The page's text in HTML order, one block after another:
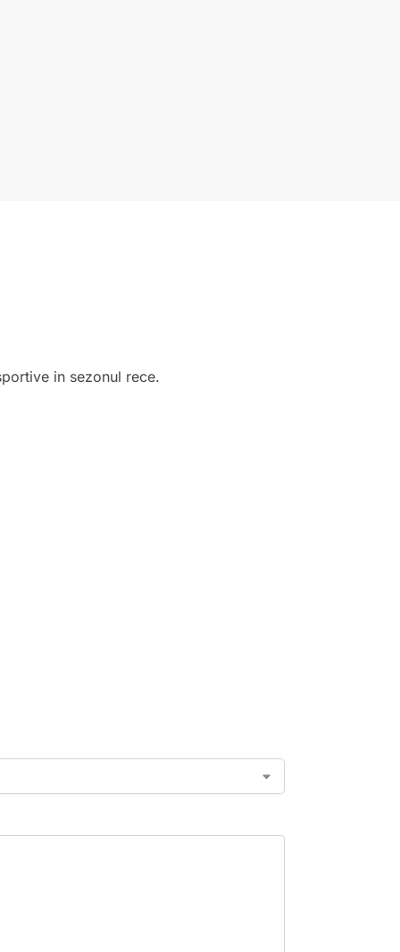
in sezonul rece.